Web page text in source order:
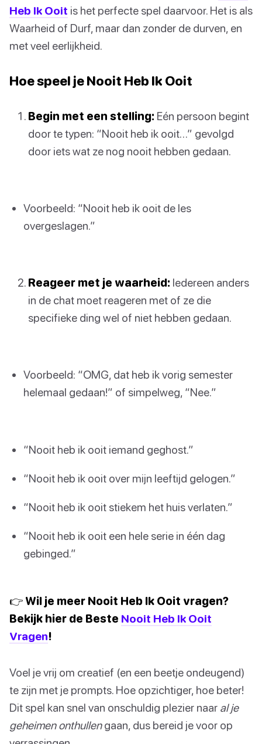
Heb Ik Ooit is het perfecte spel daarvoor. Het is als
Waarheid of Durf, maar dan zonder de durven, en
met veel eerlijkheid.
Hoe speel je Nooit Heb Ik Ooit
Begin met een stelling: Eén persoon begint
door te typen: “Nooit heb ik ooit…” gevolgd
door iets wat ze nog nooit hebben gedaan.
Voorbeeld: “Nooit heb ik ooit de les
overgeslagen.”
Reageer met je waarheid: Iedereen anders
in de chat moet reageren met of ze die
specifieke ding wel of niet hebben gedaan.
Voorbeeld: “OMG, dat heb ik vorig semester
helemaal gedaan!” of simpelweg, “Nee.”
“Nooit heb ik ooit iemand geghost.”
“Nooit heb ik ooit over mijn leeftijd gelogen.”
“Nooit heb ik ooit stiekem het huis verlaten.”
“Nooit heb ik ooit een hele serie in één dag
gebinged.”
👉 Wil je meer Nooit Heb Ik Ooit vragen?
Bekijk hier de Beste Nooit Heb Ik Ooit
Vragen!
Voel je vrij om creatief (en een beetje ondeugend)
te zijn met je prompts. Hoe opzichtiger, hoe beter!
Dit spel kan snel van onschuldig plezier naar al je
geheimen onthullengaan, dus bereid je voor op